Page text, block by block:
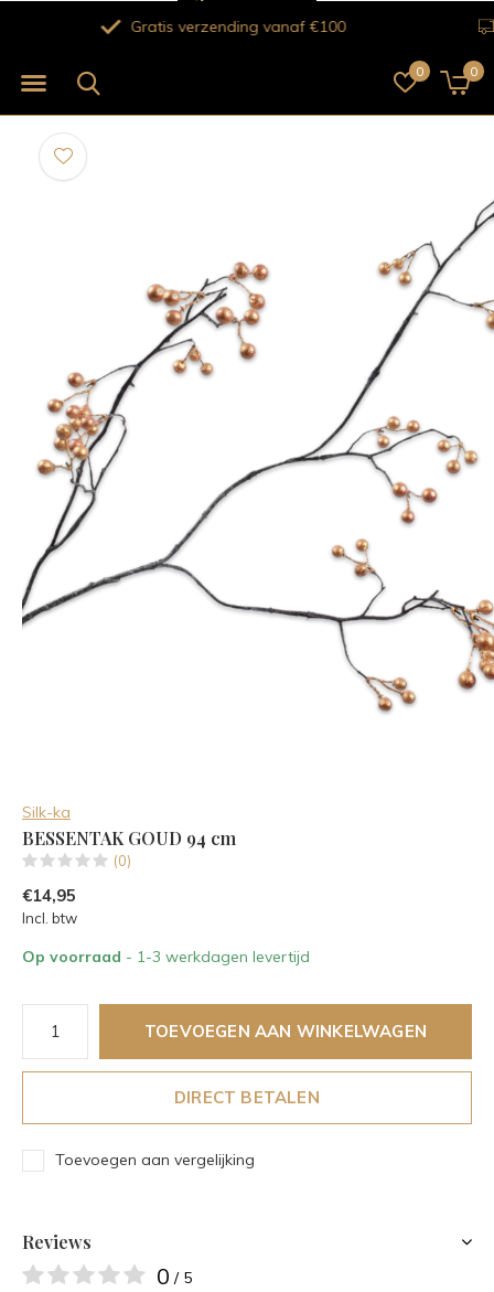
0 0
Verse bloemen voor 12.00 uur besteld vandaag nog
Silk-ka
BESSENTAK GOUD 94 cm
(0)
€14,95
Incl. btw
Op voorraad - 1-3 werkdagen levertijd
TOEVOEGEN AAN WINKELWAGEN
DIRECT BETALEN
Toevoegen aan vergelijking
Reviews
0 / 5